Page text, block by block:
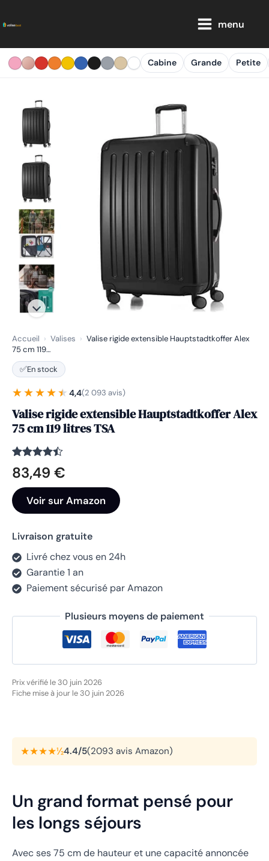
au
menu
Cabine Grande Petite
Accueil › Valises › Valise rigide extensible Hauptstadtkoffer Alex
75 cm 119…
✅En stock
★★★★★
★★★★★ 4,4(2 093 avis)
Valise rigide extensible Hauptstadtkoffer Alex
75 cm 119 litres TSA
Noté
4.4
sur 5
2093
notations
client
83,49 €
Voir sur Amazon
Livraison gratuite
Livré chez vous en 24h
Garantie 1 an
Paiement sécurisé par Amazon
Plusieurs moyens de paiement
Prix vérifié le 30 juin 2026
Fiche mise à jour le 30 juin 2026
★★★★½4.4/5(2093 avis Amazon)
Un grand format pensé pour
les longs séjours
Avec ses 75 cm de hauteur et une capacité annoncée